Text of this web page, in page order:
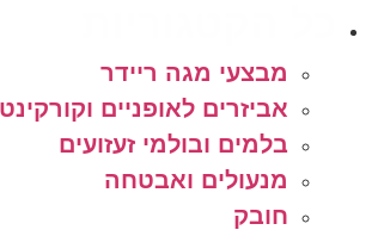
מבצעי מגה ריידר
אביזרים לאופניים וקורקינט
בלמים ובולמי זעזועים
מנעולים ואבטחה
חובק